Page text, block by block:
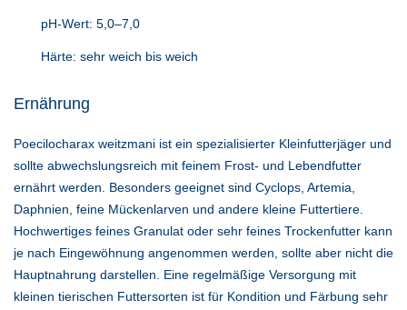
pH-Wert: 5,0–7,0
Härte: sehr weich bis weich
Ernährung
Poecilocharax weitzmani ist ein spezialisierter Kleinfutterjäger und
sollte abwechslungsreich mit feinem Frost- und Lebendfutter
ernährt werden. Besonders geeignet sind Cyclops, Artemia,
Daphnien, feine Mückenlarven und andere kleine Futtertiere.
Hochwertiges feines Granulat oder sehr feines Trockenfutter kann
je nach Eingewöhnung angenommen werden, sollte aber nicht die
Hauptnahrung darstellen. Eine regelmäßige Versorgung mit
kleinen tierischen Futtersorten ist für Kondition und Färbung sehr